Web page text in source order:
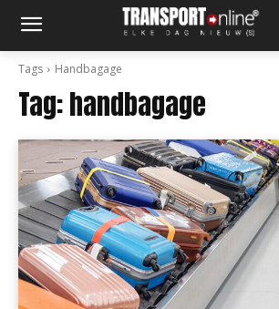
Tags Handbagage
Tag:handbagage